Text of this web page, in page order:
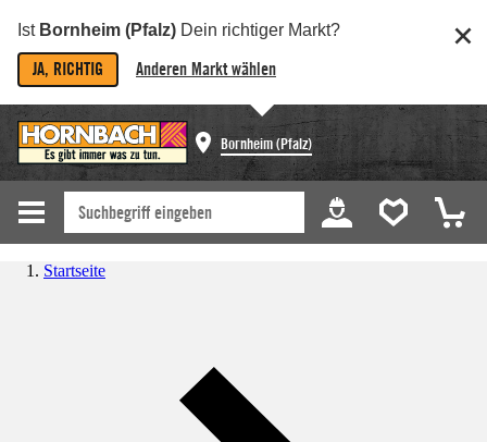
Ist Bornheim (Pfalz) Dein richtiger Markt?
JA, RICHTIG Anderen Markt wählen
Bornheim (Pfalz)
Startseite